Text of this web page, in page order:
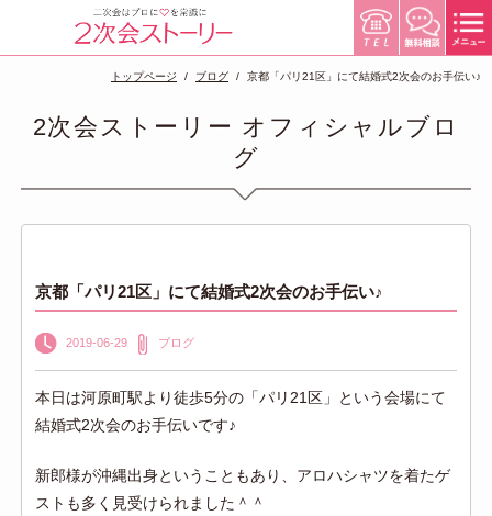
トップページ ブログ 京都「パリ21区」にて結婚式2次会のお手伝い♪
2次会ストーリー オフィシャルブロ
グ
京都「パリ21区」にて結婚式2次会のお手伝い♪
2019-06-29 ブログ
本日は河原町駅より徒歩5分の「パリ21区」という会場にて
結婚式2次会のお手伝いです♪
新郎様が沖縄出身ということもあり、アロハシャツを着たゲ
ストも多く見受けられました＾＾